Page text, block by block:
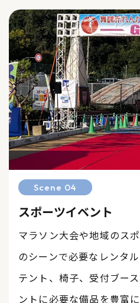
Scene 04
スポーツイベント
マラソン大会や地域のス
のシーンで必要なレンタ
テント、椅子、受付ブー
ントに必要な備品を豊富